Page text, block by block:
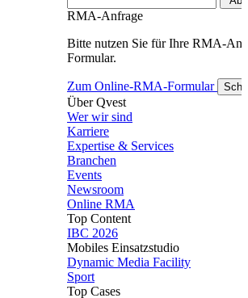
RMA-Anfrage
Bitte nutzen Sie für Ihre RMA-
Formular.
Zum Online-RMA-Formular
Über Qvest
Wer wir sind
Karriere
Expertise & Services
Branchen
Events
Newsroom
Online RMA
Top Content
IBC 2026
Mobiles Einsatzstudio
Dynamic Media Facility
Sport
Top Cases